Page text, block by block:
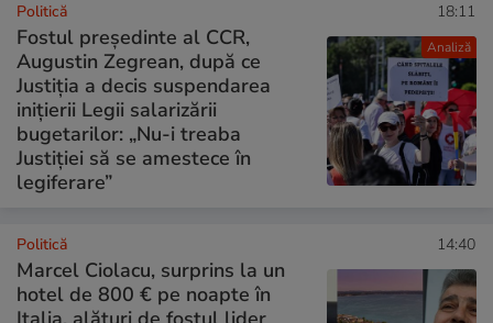
Analiză
Politică 18:11
Fostul președinte al CCR,
Augustin Zegrean, după ce
Justiția a decis suspendarea
inițierii Legii salarizării
bugetarilor: „Nu-i treaba
Justiției să se amestece în
legiferare”
Politică 14:40
Marcel Ciolacu, surprins la un
hotel de 800 € pe noapte în